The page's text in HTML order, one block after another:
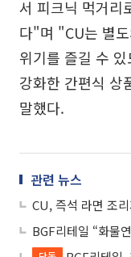
서 피크닉 먹거리
다"며 "CU는 별
위기를 즐길 수
강화한 간편식 상
말했다.
관련 뉴스